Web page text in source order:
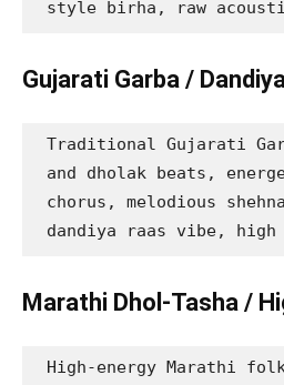
style birha, raw
Gujarati Garba /
Traditional Gujarati
and dholak beats,
chorus, melodious
dandiya raas vibe, high
Marathi Dhol-Tasha /
High-energy Marathi